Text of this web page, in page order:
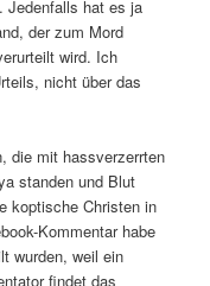
Jedenfalls hat es ja
der zum Mord
wird. Ich
nicht über das
die mit hassverzerrten
standen und Blut
koptische Christen in
Kommentar habe
wurden, weil ein
findet das